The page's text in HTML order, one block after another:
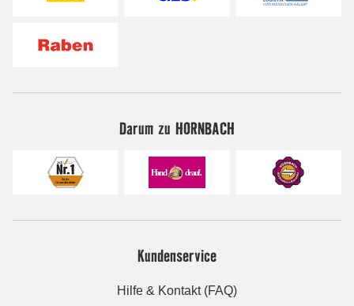
Darum zu HORNBACH
Kundenservice
Hilfe & Kontakt (FAQ)